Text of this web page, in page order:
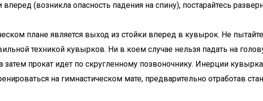
(возникла опасность падения на спину), постарайтесь
плане является выход из стойки вперед в кувырок. Не
техникой кувырков. Ни в коем случае нельзя падать на
затем прокат идет по скругленному позвоночнику. Инерции
на гимнастическом мате, предварительно отработав